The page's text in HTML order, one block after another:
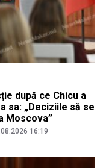
după ce Chicu a
sa: „Deciziile să se
Moscova”
16:19